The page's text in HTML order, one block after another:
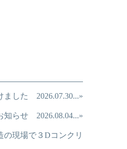
ました 2026.07.30...»
らせ 2026.08.04...»
現場で３Dコンクリ